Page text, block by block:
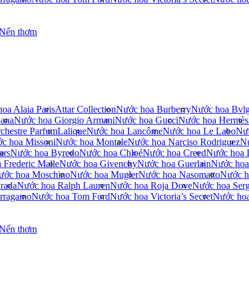
thơm
Alaia ParisAttar CollectionNước hoa BurberryNước hoa
Nước hoa Giorgio ArmaniNước hoa GucciNước hoa Hermès
ParfumLaliqueNước hoa LancômeNước hoa Le Labo
hoa MissoniNước hoa MontaleNước hoa Narciso Rodriguez
Nước hoa ByredoNước hoa ChloéNước hoa CreedNước hoa
Frederic MalleNước hoa GivenchyNước hoa GuerlainNước
hoa MoschinoNước hoa MuglerNước hoa NasomattoNước
Nước hoa Ralph LaurenNước hoa Roja DoveNước hoa
Nước hoa Tom FordNước hoa Victoria’s SecretNước
thơm